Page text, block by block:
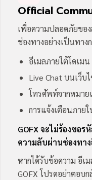
Official
เพื่อความปลอดภัยขอ
ช่องทางอย่างเป็นทา
อีเมลภายใต้โดเม
Live Chat บนเว็บ
โทรศัพท์จากหมาย
การแจ้งเตือนภาย
GOFX จะไม่ร้องขอ
ความลับผ่านช่องทา
หากได้รับข้อความ อีเ
GOFX โปรดอย่าตอบ